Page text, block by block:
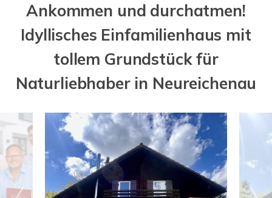
Ankommen und durchatmen!
Idyllisches Einfamilienhaus mit
tollem Grundstück für
Naturliebhaber in Neureichenau